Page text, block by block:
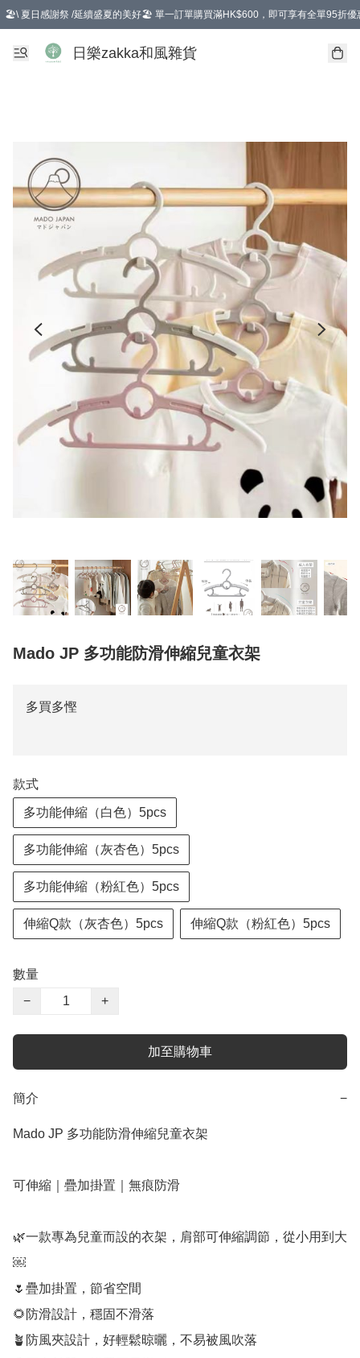
🏖️\ 夏日感謝祭 /延續盛夏的美好🏖️ 單一訂單購買滿HK$600，即可享有全單95折優
選擇GoGoX住宅/工商地址配送，單一訂單消費購物滿HK$680(折扣後），可享有
日樂zakka和風雜貨
Mado JP 多功能防滑伸縮兒童衣架
多買多慳
款式
多功能伸縮（白色）5pcs
多功能伸縮（灰杏色）5pcs
多功能伸縮（粉紅色）5pcs
伸縮Q款（灰杏色）5pcs 伸縮Q款（粉紅色）5pcs
數量
−
+
加至購物車
簡介 −
Mado JP 多功能防滑伸縮兒童衣架
可伸縮｜疊加掛置｜無痕防滑
🌿一款專為兒童而設的衣架，肩部可伸縮調節，從小用到大
￼
🌷疊加掛置，節省空間
🌻防滑設計，穩固不滑落
🪴防風夾設計，好輕鬆晾曬，不易被風吹落